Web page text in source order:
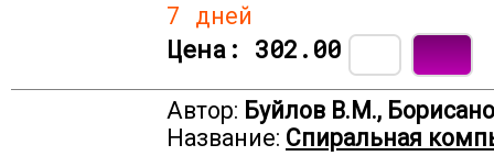
7 дней
Цена: 302.00
Автор: Буйлов В.М.,
Название: Спиральная